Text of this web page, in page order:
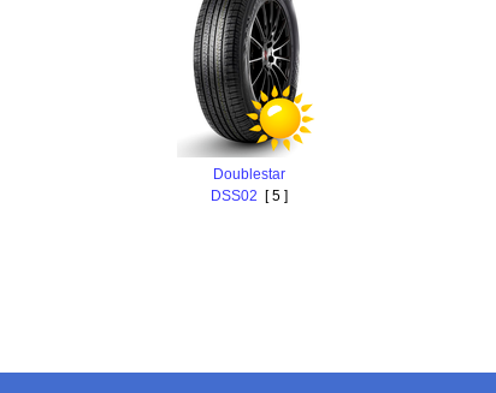
Doublestar
DSS02 [ 5 ]